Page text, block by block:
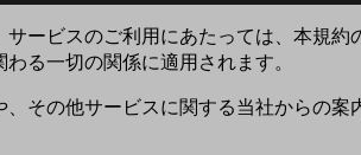
ービスのご利用にあたっては、本規約
る一切の関係に適用されます。
その他サービスに関する当社からの案